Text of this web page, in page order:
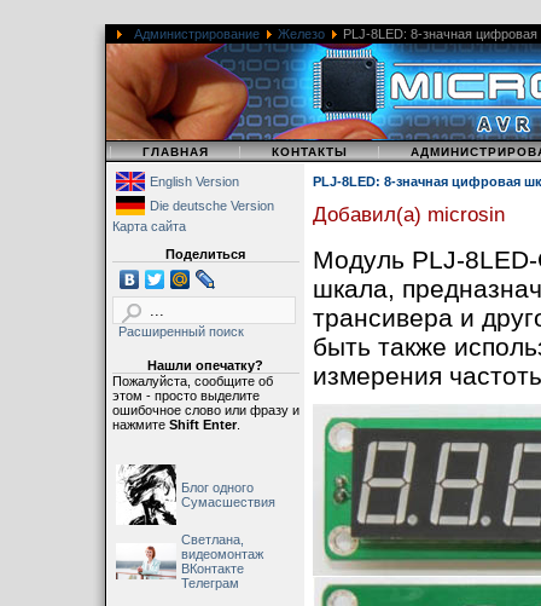
Администрирование Железо PLJ-8LED: 8-значная
| ГЛАВНАЯ | КОНТАКТЫ |
English Version
Die deutsche Version
Карта сайта
Поделиться
Расширенный поиск
Нашли опечатку?
Пожалуйста, сообщите об
этом - просто выделите
ошибочное слово или фразу и
нажмите Shift Enter.
Блог одного
Сумасшествия
Светлана,
видеомонтаж
ВКонтакте
Телеграм
PLJ-8LED: 8-значная цифровая
Добавил(а) microsin
Модуль PLJ-
шкала,
трансивера и
быть также
измерения